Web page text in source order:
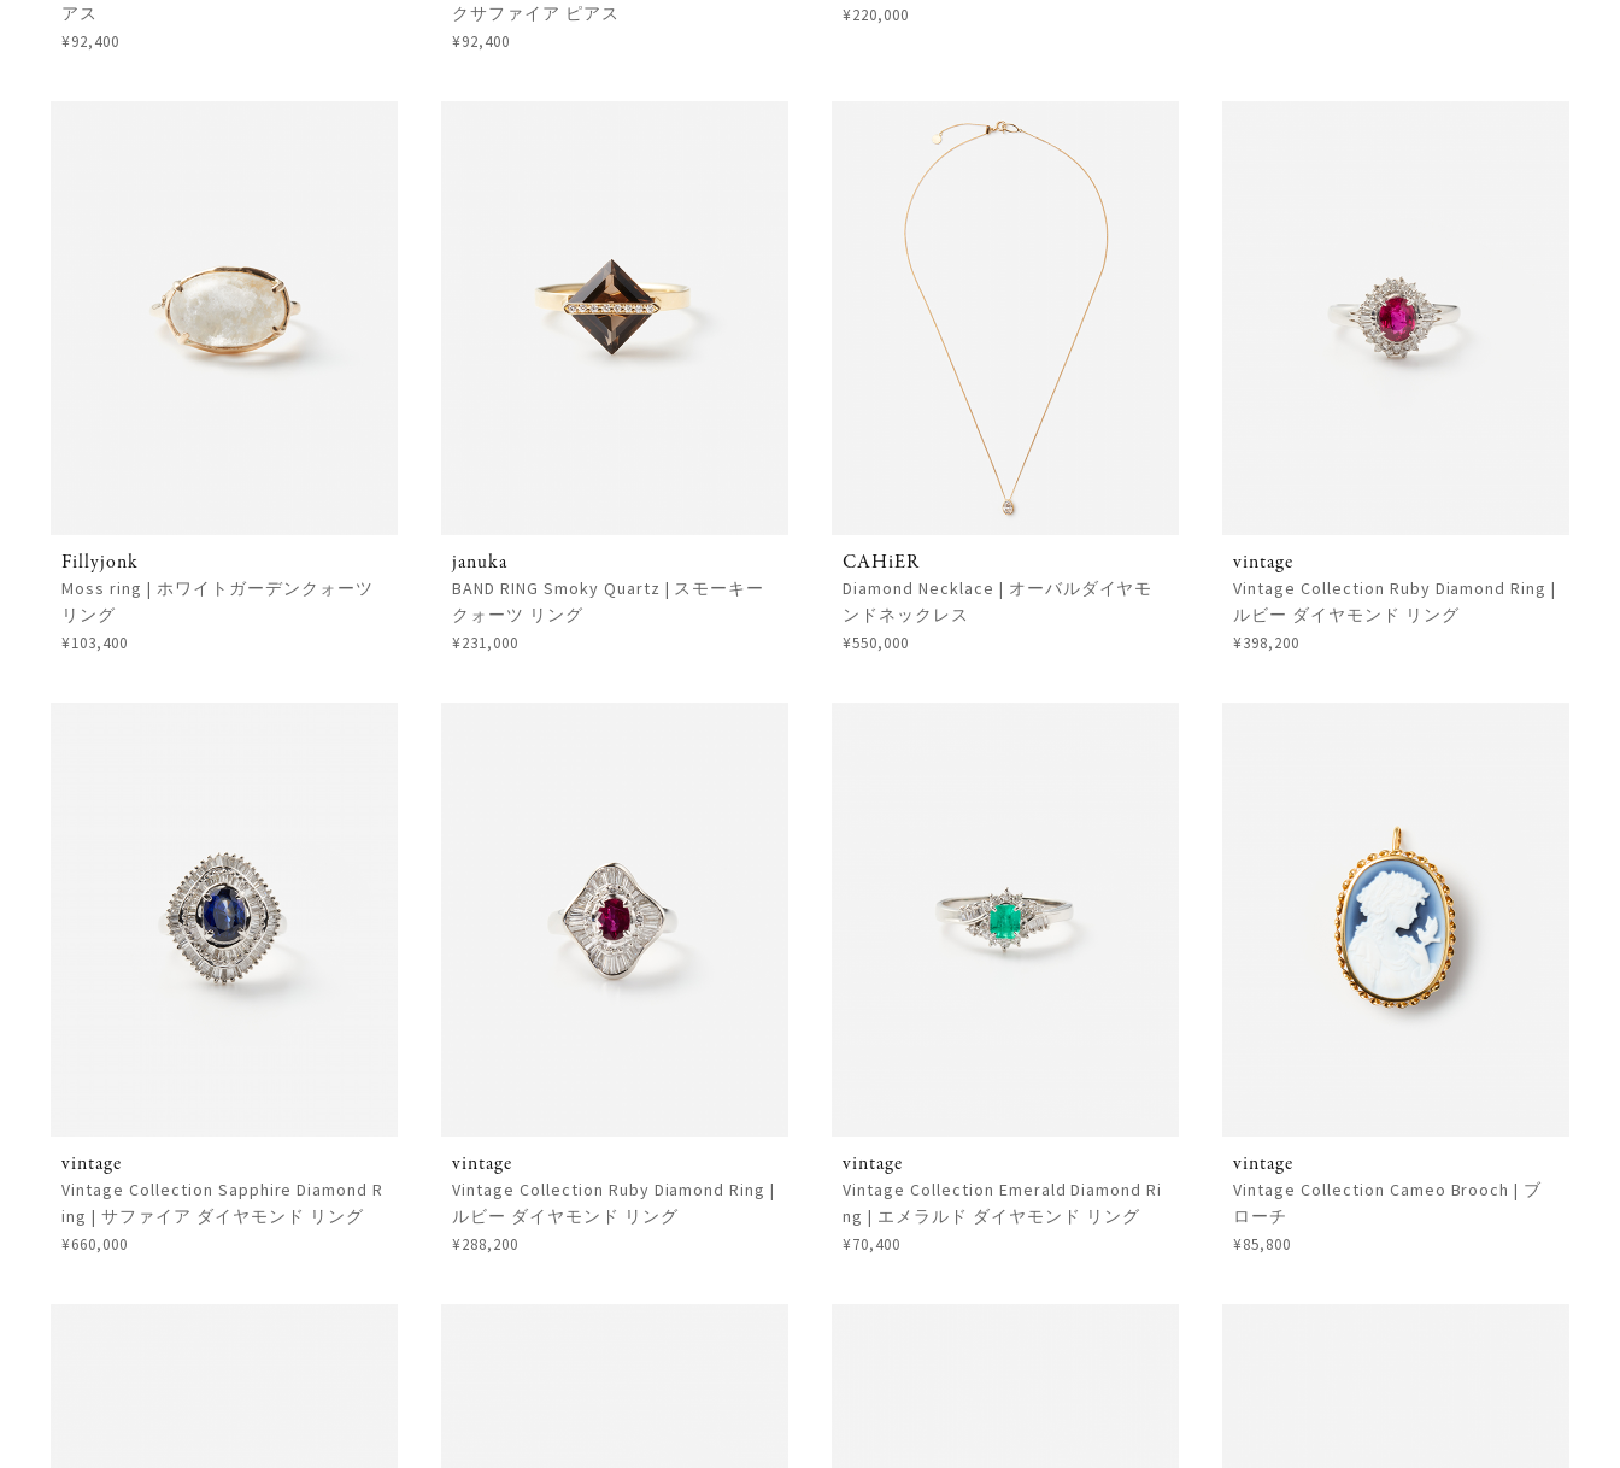
アス
¥92,400
クサファイア ピアス
¥92,400
¥220,000
Fillyjonk
Moss ring | ホワイトガーデンクォーツ
リング
¥103,400
januka
BAND RING Smoky Quartz | スモーキー
クォーツ リング
¥231,000
CAHiER
Diamond Necklace | オーバルダイヤモ
ンドネックレス
¥550,000
vintage
Vintage Collection Ruby Diamond Ring |
ルビー ダイヤモンド リング
¥398,200
vintage
Vintage Collection Sapphire Diamond R
ing | サファイア ダイヤモンド リング
¥660,000
vintage
Vintage Collection Ruby Diamond Ring |
ルビー ダイヤモンド リング
¥288,200
vintage
Vintage Collection Emerald Diamond Ri
ng | エメラルド ダイヤモンド リング
¥70,400
vintage
Vintage Collection Cameo Brooch | ブ
ローチ
¥85,800